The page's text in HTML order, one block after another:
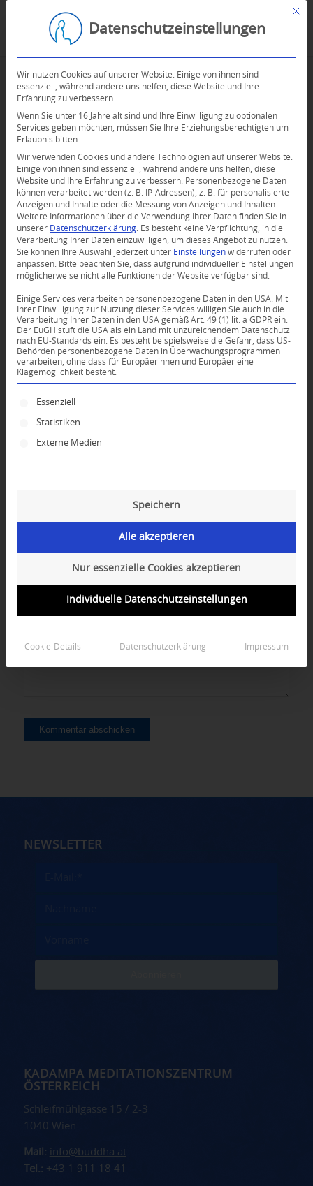
0
Dein Kommentar
An Diskussion beteiligen?
Hinterlassen Sie uns Ihren Kommentar!
NEWSLETTER
KADAMPA MEDITATIONSZENTRUM
ÖSTERREICH
Schleifmühlgasse 15 / 2-3
1040 Wien
Mail: info@buddha.at
Tel.: +43 1 911 18 41
Mit
Datenschutzeinstellungen
Wir nutzen Cookies auf unserer Website. Einige von ihnen sind
essenziell, während andere uns helfen, diese Website und Ihre
Erfahrung zu verbessern.
Wenn Sie unter 16 Jahre alt sind und Ihre Einwilligung zu optionalen
Services geben möchten, müssen Sie Ihre Erziehungsberechtigten um
Erlaubnis bitten.
Wir verwenden Cookies und andere Technologien auf unserer Website.
Einige von ihnen sind essenziell, während andere uns helfen, diese
Website und Ihre Erfahrung zu verbessern.
Personenbezogene Daten
können verarbeitet werden (z. B. IP-Adressen), z. B. für personalisierte
Anzeigen und Inhalte oder die Messung von Anzeigen und Inhalten.
Weitere Informationen über die Verwendung Ihrer Daten finden Sie in
unserer Datenschutzerklärung
Es besteht keine Verpflichtung, in die
Verarbeitung Ihrer Daten einzuwilligen, um dieses Angebot zu nutzen.
Sie können Ihre Auswahl jederzeit unter Einstellungen widerrufen oder
anpassen.
Bitte beachten Sie, dass aufgrund individueller Einstellungen
möglicherweise nicht alle Funktionen der Website verfügbar sind.
Einige Services verarbeiten personenbezogene Daten in den USA. Mit
Ihrer Einwilligung zur Nutzung dieser Services willigen Sie auch in die
Verarbeitung Ihrer Daten in den USA gemäß Art. 49 (1) lit. a GDPR ein.
Der EuGH stuft die USA als ein Land mit unzureichendem Datenschutz
nach EU-Standards ein. Es besteht beispielsweise die Gefahr, dass US-
Behörden personenbezogene Daten in Überwachungsprogrammen
verarbeiten, ohne dass für Europäerinnen und Europäer eine
Klagemöglichkeit besteht.
Es folgt eine Liste der Service-Gruppen, für die
Essenziell
Statistiken
Externe Medien
Speichern
Alle akzeptieren
Nur essenzielle Cookies akzeptieren
Individuelle Datenschutzeinstellungen
Cookie-Details Datenschutzerklärung Impressum